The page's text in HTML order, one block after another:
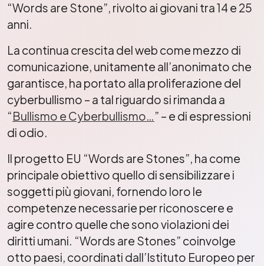
“Words are Stone”, rivolto ai giovani tra 14 e 25
anni.
La continua crescita del web come mezzo di
comunicazione, unitamente all’anonimato che
garantisce, ha portato alla proliferazione del
cyberbullismo – a tal riguardo si rimanda a
“Bullismo e Cyberbullismo…” – e di espressioni
di odio.
Il progetto EU “Words are Stones”, ha come
principale obiettivo quello di sensibilizzare i
soggetti più giovani, fornendo loro le
competenze necessarie per riconoscere e
agire contro quelle che sono violazioni dei
diritti umani. “Words are Stones” coinvolge
otto paesi, coordinati dall’Istituto Europeo per